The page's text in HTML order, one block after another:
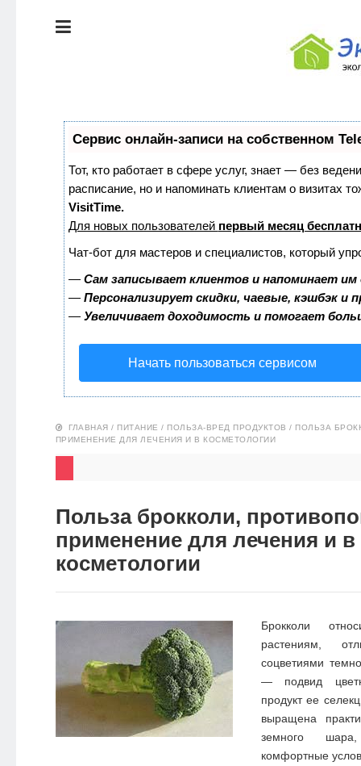
СТИЛЬ
ЭКОЛОГИЯ
ДОМА
КРАСОТА И
ЗДОРОВЬЕ
ПИТАНИЕ
НОВОСТИ
БЛОГ
Сервис онлайн-записи на собственном
Тот, кто работает в сфере услуг, знает — без
расписание, но и напоминать клиентам о
VisitTime.
Для новых пользователей первый месяц
Чат-бот для мастеров и специалистов, который
— Сам записывает клиентов и напоминает им
— Персонализирует скидки, чаевые, кэшбэк и
— Увеличивает доходимость и помогает
Начать пользоваться сервисом
ГЛАВНАЯ / ПИТАНИЕ / ПОЛЬЗА-ВРЕД ПРОДУКТОВ / ПОЛЬЗА
ПРИМЕНЕНИЕ ДЛЯ ЛЕЧЕНИЯ И В КОСМЕТОЛОГИИ
Польза брокколи,
применение для лечения и в
косметологии
Брокколи
растениям,
соцветиями
— подвид
продукт ее
выращена
земного
комфортные